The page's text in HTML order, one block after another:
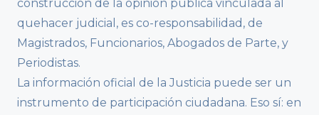
construcción de la opinión pública vinculada al
quehacer judicial, es co-responsabilidad, de
Magistrados, Funcionarios, Abogados de Parte, y
Periodistas.
La información oficial de la Justicia puede ser un
instrumento de participación ciudadana. Eso sí: en